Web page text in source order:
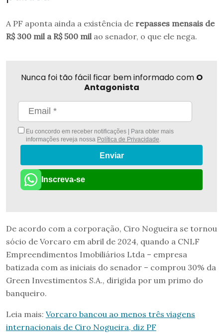
A PF aponta ainda a existência de repasses mensais de
R$ 300 mil a R$ 500 mil ao senador, o que ele nega.
Nunca foi tão fácil ficar bem informado com O
Antagonista
Eu concordo em receber notificações | Para obter mais
informações reveja nossa Política de Privacidade
Enviar
Inscreva-se
De acordo com a corporação, Ciro Nogueira se tornou
sócio de Vorcaro em abril de 2024, quando a CNLF
Empreendimentos Imobiliários Ltda – empresa
batizada com as iniciais do senador – comprou 30% da
Green Investimentos S.A., dirigida por um primo do
banqueiro.
Leia mais: Vorcaro bancou ao menos três viagens
internacionais de Ciro Nogueira, diz PF